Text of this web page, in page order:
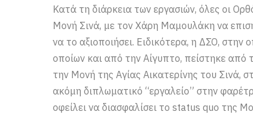
Κατά τη διάρκεια των εργασιών, όλες οι
Μονή Σινά, με τον Χάρη Μαμουλάκη να
να το αξιοποιήσει. Ειδικότερα, η ΔΣΟ,
οποίων και από την Αίγυπτο, πείστηκε από
την Μονή της Αγίας Αικατερίνης του Σινά,
ακόμη διπλωματικό “εργαλείο” στην
οφείλει να διασφαλίσει το status quo της